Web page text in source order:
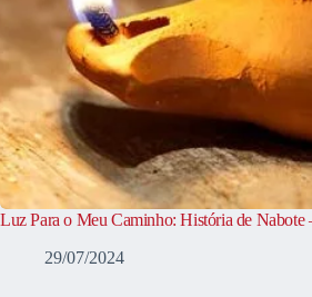
Luz Para o Meu Caminho: História de Nabote
29/07/2024